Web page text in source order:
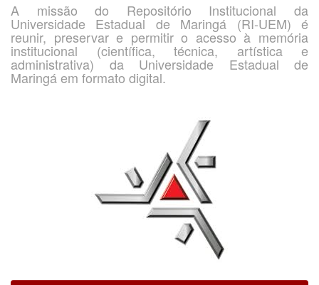
A missão do Repositório Institucional da
Universidade Estadual de Maringá (RI-UEM) é
reunir, preservar e permitir o acesso à memória
institucional (científica, técnica, artística e
administrativa) da Universidade Estadual de
Maringá em formato digital.